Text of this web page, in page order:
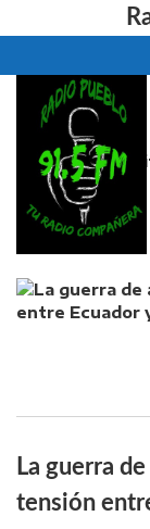
Home
La guerra de
entre Ecuador
La guerra
tensión